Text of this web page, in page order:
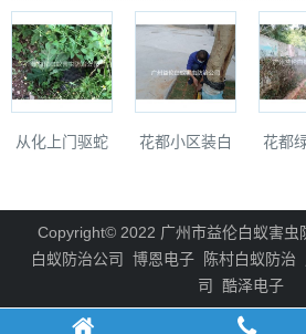
从化上门驱蛇 花都小区装白 花都
Copyright© 2022 广州市益伦白蚁害虫
白蚁防治公司
博恩电子 陈村白蚁防治
司
酷泽电子